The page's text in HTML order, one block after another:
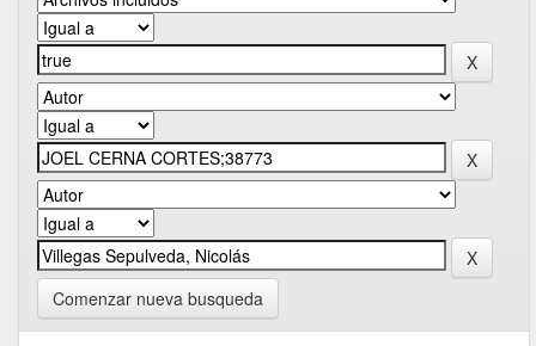
Comenzar nueva busqueda